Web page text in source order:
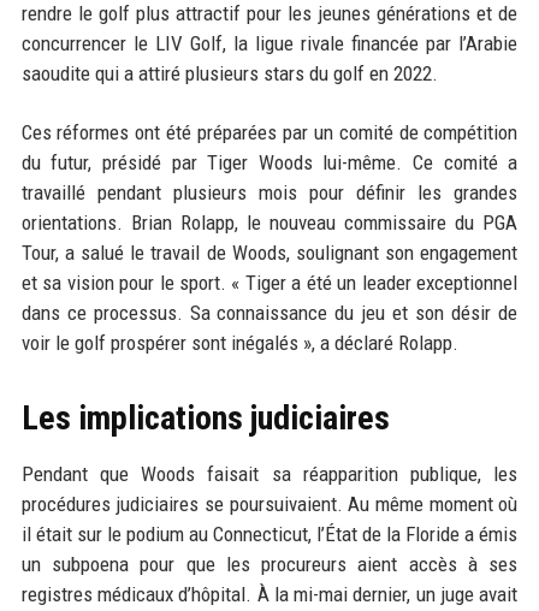
rendre le golf plus attractif pour les jeunes générations et de
concurrencer le LIV Golf, la ligue rivale financée par l’Arabie
saoudite qui a attiré plusieurs stars du golf en 2022.
Ces réformes ont été préparées par un comité de compétition
du futur, présidé par Tiger Woods lui-même. Ce comité a
travaillé pendant plusieurs mois pour définir les grandes
orientations. Brian Rolapp, le nouveau commissaire du PGA
Tour, a salué le travail de Woods, soulignant son engagement
et sa vision pour le sport. « Tiger a été un leader exceptionnel
dans ce processus. Sa connaissance du jeu et son désir de
voir le golf prospérer sont inégalés », a déclaré Rolapp.
Les implications judiciaires
Pendant que Woods faisait sa réapparition publique, les
procédures judiciaires se poursuivaient. Au même moment où
il était sur le podium au Connecticut, l’État de la Floride a émis
un subpoena pour que les procureurs aient accès à ses
registres médicaux d’hôpital. À la mi-mai dernier, un juge avait